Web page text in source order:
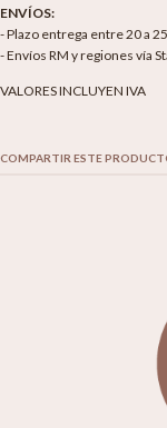
ENVÍOS:
- Plazo entrega entre 20 a
- Envíos RM y regiones vía
VALORES INCLUYEN IVA
COMPARTIR ESTE